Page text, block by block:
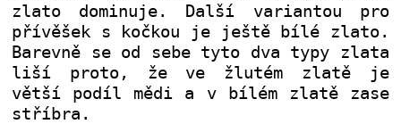
zlato dominuje. Další variantou pro
přívěšek s kočkou je ještě bílé zlato.
Barevně se od sebe tyto dva typy zlata
liší proto, že ve žlutém zlatě je
větší podíl mědi a v bílém zlatě zase
stříbra.